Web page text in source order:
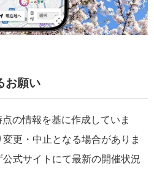
お願い
点の情報を基に作成していま
更・中止となる場合がありま
式サイトにて最新の開催状況